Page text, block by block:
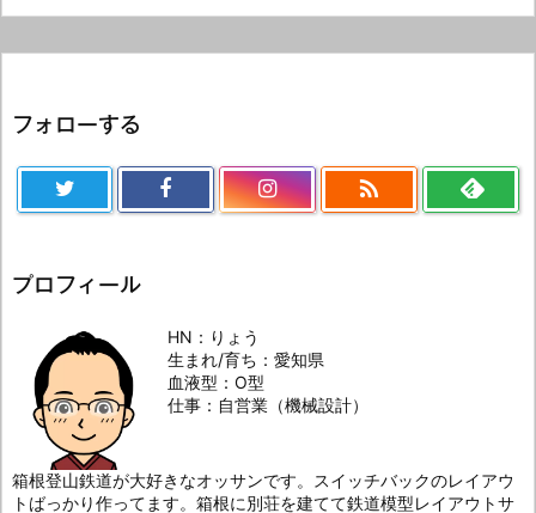
フォローする

プロフィール
HN：りょう
生まれ/育ち：愛知県
血液型：O型
仕事：自営業（機械設計）
箱根登山鉄道が大好きなオッサンです。スイッチバックのレイアウ
トばっかり作ってます。箱根に別荘を建てて鉄道模型レイアウトサ